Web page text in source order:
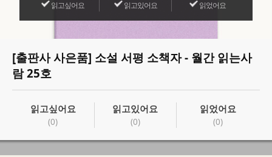
읽고싶어요 읽고있어요 읽었어요
[출판사 사은품] 소설 서평 소책자 - 월간 읽는사
람 25호
읽고싶어요
(0)
읽고있어요
(0)
읽었어요
(0)